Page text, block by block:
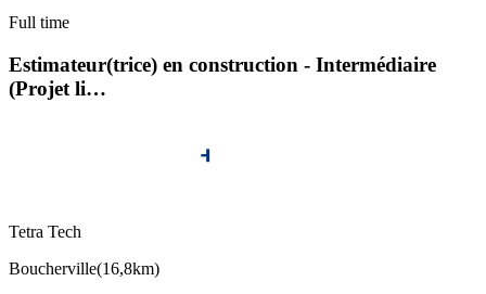
Full time
Estimateur(trice) en construction - Intermédiaire
(Projet li…
Tetra Tech
Boucherville(16,8km)